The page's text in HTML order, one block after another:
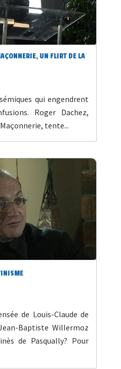
UN FLIRT DE LA
qui engendrent
Roger Dachez,
tente...
de Louis-Claude de
Baptiste Willermoz
de Pasqually? Pour